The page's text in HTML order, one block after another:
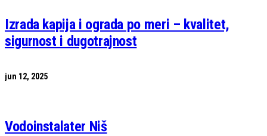
Izrada kapija i ograda po meri – kvalitet,
sigurnost i dugotrajnost
jun 12, 2025
Vodoinstalater Niš